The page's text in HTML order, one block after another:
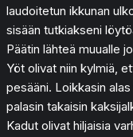
laudoitetun ikkunan
sisään tutkiakseni
Päätin lähteä muualle
Yöt olivat niin kylmiä,
pesääni. Loikkasin
palasin takaisin
Kadut olivat hiljaisia